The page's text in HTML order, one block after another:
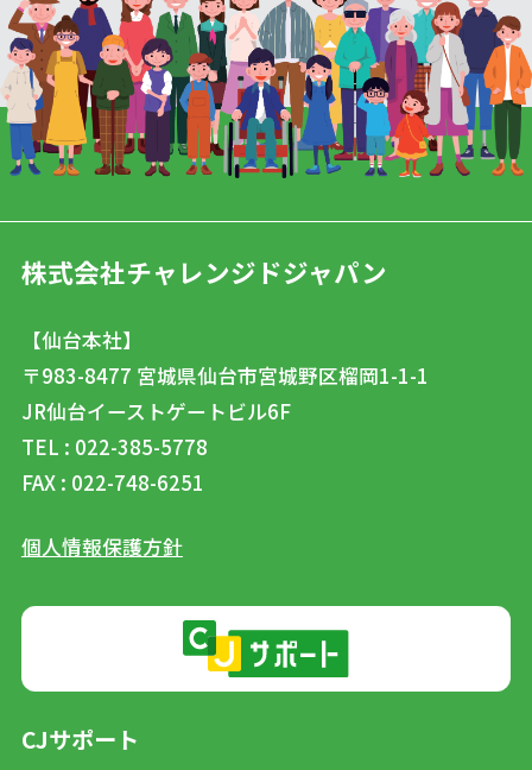
株式会社チャレンジドジャパン
【仙台本社】
〒983-8477 宮城県仙台市宮城野区榴岡1-1-1
JR仙台イーストゲートビル6F
TEL : 022-385-5778
FAX : 022-748-6251
個人情報保護方針
CJサポート